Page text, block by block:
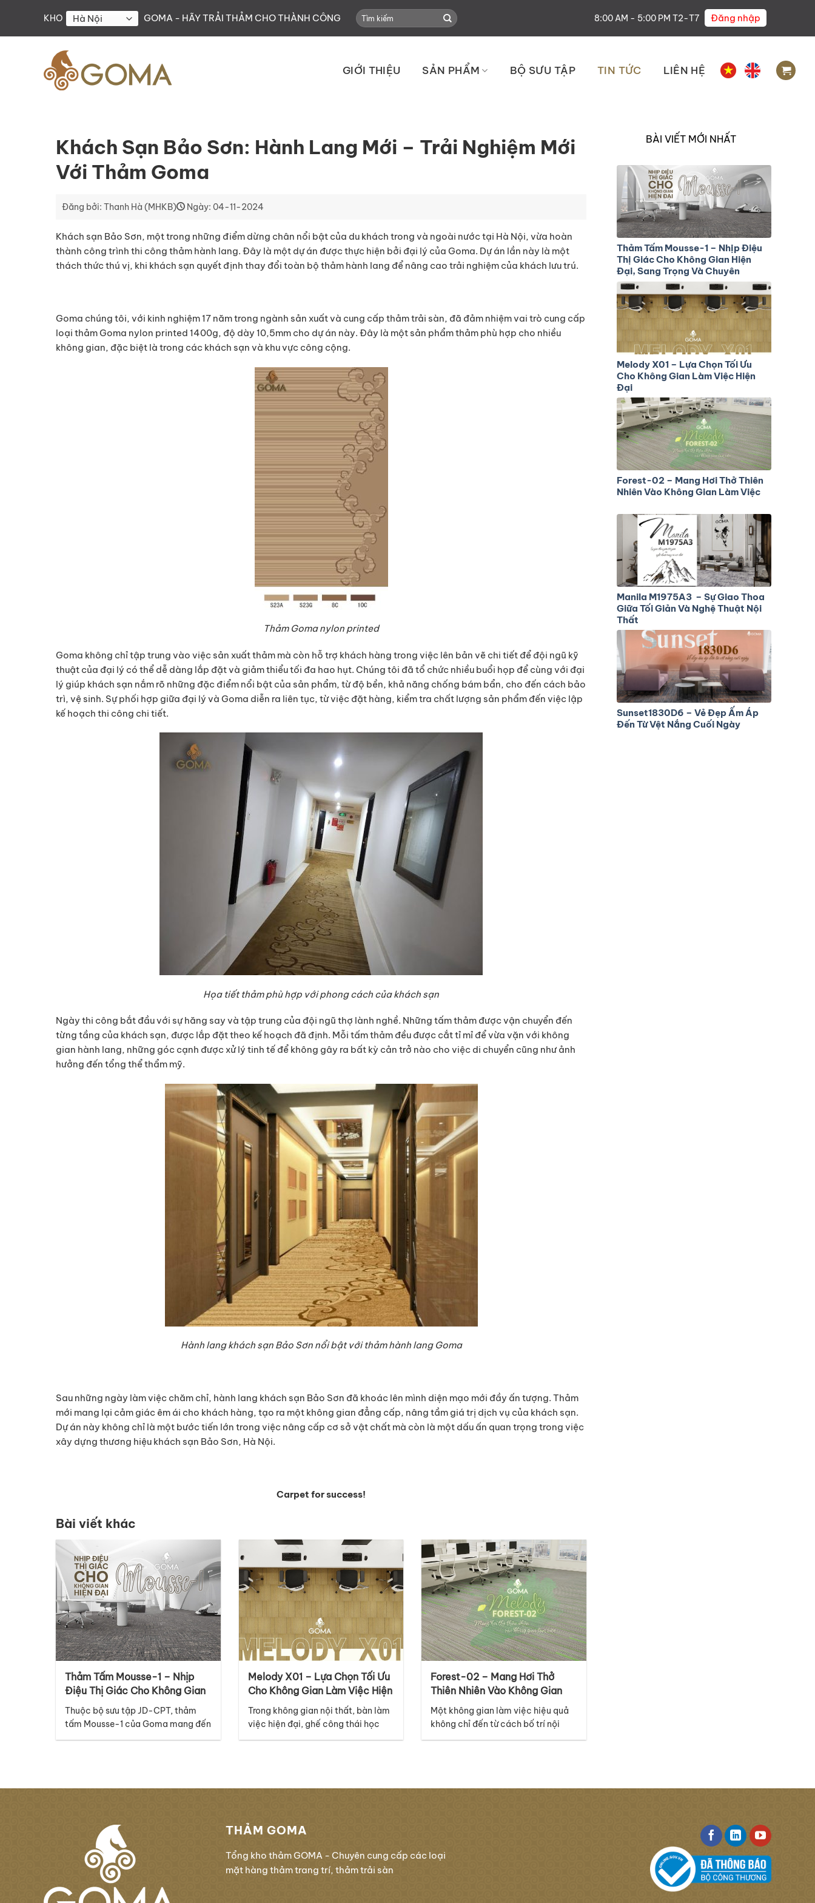
content
KHO GOMA - HÃY TRẢI THẢM CHO THÀNH CÔNG
Search
for:
8:00 AM - 5:00 PM T2-T7 Đăng nhập
GIỚI THIỆU SẢN PHẨM BỘ SƯU TẬP TIN TỨC LIÊN HỆ
Khách Sạn Bảo Sơn: Hành Lang Mới – Trải Nghiệm Mới
Với Thảm Goma
Đăng bởi: Thanh Hà (MHKB) Ngày: 04-11-2024
Khách sạn Bảo Sơn, một trong những điểm dừng chân nổi bật của du khách trong và ngoài nước tại Hà Nội, vừa hoàn
thành công trình thi công thảm hành lang. Đây là một dự án được thực hiện bởi đại lý của Goma. Dự án lần này là một
thách thức thú vị, khi khách sạn quyết định thay đổi toàn bộ thảm hành lang để nâng cao trải nghiệm của khách lưu trú.
Goma chúng tôi, với kinh nghiệm 17 năm trong ngành sản xuất và cung cấp thảm trải sàn, đã đảm nhiệm vai trò cung cấp
loại thảm Goma nylon printed 1400g, độ dày 10,5mm cho dự án này. Đây là một sản phẩm thảm phù hợp cho nhiều
không gian, đặc biệt là trong các khách sạn và khu vực công cộng.
Thảm Goma nylon printed
Goma không chỉ tập trung vào việc sản xuất thảm mà còn hỗ trợ khách hàng trong việc lên bản vẽ chi tiết để đội ngũ kỹ
thuật của đại lý có thể dễ dàng lắp đặt và giảm thiểu tối đa hao hụt. Chúng tôi đã tổ chức nhiều buổi họp để cùng với đại
lý giúp khách sạn nắm rõ những đặc điểm nổi bật của sản phẩm, từ độ bền, khả năng chống bám bẩn, cho đến cách bảo
trì, vệ sinh. Sự phối hợp giữa đại lý và Goma diễn ra liên tục, từ việc đặt hàng, kiểm tra chất lượng sản phẩm đến việc lập
kế hoạch thi công chi tiết.
Họa tiết thảm phù hợp với phong cách của khách sạn
Ngày thi công bắt đầu với sự hăng say và tập trung của đội ngũ thợ lành nghề. Những tấm thảm được vận chuyển đến
từng tầng của khách sạn, được lắp đặt theo kế hoạch đã định. Mỗi tấm thảm đều được cắt tỉ mỉ để vừa vặn với không
gian hành lang, những góc cạnh được xử lý tinh tế để không gây ra bất kỳ cản trở nào cho việc di chuyển cũng như ảnh
hưởng đến tổng thể thẩm mỹ.
Hành lang khách sạn Bảo Sơn nổi bật với thảm hành lang Goma
Sau những ngày làm việc chăm chỉ, hành lang khách sạn Bảo Sơn đã khoác lên mình diện mạo mới đầy ấn tượng. Thảm
mới mang lại cảm giác êm ái cho khách hàng, tạo ra một không gian đẳng cấp, nâng tầm giá trị dịch vụ của khách sạn.
Dự án này không chỉ là một bước tiến lớn trong việc nâng cấp cơ sở vật chất mà còn là một dấu ấn quan trọng trong việc
xây dựng thương hiệu khách sạn Bảo Sơn, Hà Nội.
Carpet for success!
Bài viết khác
Thảm Tấm Mousse-1 – Nhịp
Điệu Thị Giác Cho Không Gian
Hiện Đại, Sang Trọng Và
Chuyên Nghiệp
Thuộc bộ sưu tập JD-CPT, thảm
tấm Mousse-1 của Goma mang đến
thảm Mousse-1 nằm ở thiết kế
Melody X01 – Lựa Chọn Tối Ưu
Cho Không Gian Làm Việc Hiện
Đại
Trong không gian nội thất, bàn làm
việc hiện đại, ghế công thái học
với nhau. Với thiết kế thuộc bộ sưu
Forest-02 – Mang Hơi Thở
Thiên Nhiên Vào Không Gian
Làm Việc
Một không gian làm việc hiệu quả
không chỉ đến từ cách bố trí nội
mới và năng động, lấy cảm hứng từ
BÀI VIẾT MỚI NHẤT
Thảm Tấm Mousse-1 – Nhịp Điệu
Thị Giác Cho Không Gian Hiện
Đại, Sang Trọng Và Chuyên
Nghiệp
Melody X01 – Lựa Chọn Tối Ưu
Cho Không Gian Làm Việc Hiện
Đại
Forest-02 – Mang Hơi Thở Thiên
Nhiên Vào Không Gian Làm Việc
Manila M1975A3 – Sự Giao Thoa
Giữa Tối Giản Và Nghệ Thuật Nội
Thất
Sunset1830D6 – Vẻ Đẹp Ấm Áp
Đến Từ Vệt Nắng Cuối Ngày
THẢM GOMA
Tổng kho thảm GOMA - Chuyên cung cấp các loại
mặt hàng thảm trang trí, thảm trải sàn